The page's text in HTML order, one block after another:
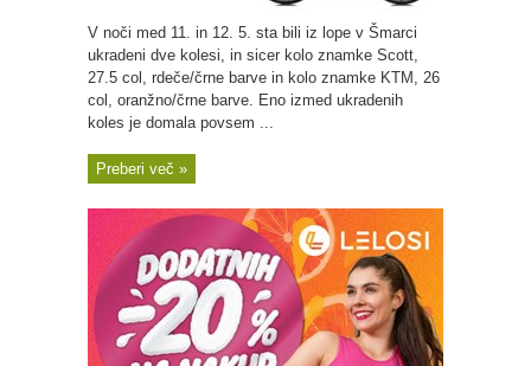
V noči med 11. in 12. 5. sta bili iz lope v Šmarci
ukradeni dve kolesi, in sicer kolo znamke Scott,
27.5 col, rdeče/črne barve in kolo znamke KTM, 26
col, oranžno/črne barve. Eno izmed ukradenih
koles je domala povsem ...
Preberi več »